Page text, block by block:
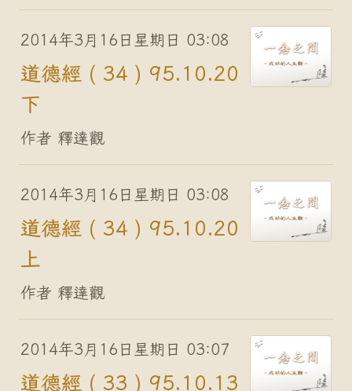
2014年3月16日星期日 03:08
道德經 ( 34 ) 95.10.20
下
作者 釋達觀
2014年3月16日星期日 03:08
道德經 ( 34 ) 95.10.20
上
作者 釋達觀
2014年3月16日星期日 03:07
道德經 ( 33 ) 95.10.13